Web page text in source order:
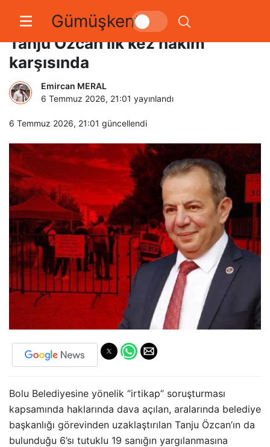
Gümüşkent
263 yıla kadar hapsi isteniyor!
Tanju Özcan ilk kez hakim
karşısında
Emircan MERAL
6 Temmuz 2026, 21:01 yayınlandı
6 Temmuz 2026, 21:01 güncellendi
Bolu Belediyesine yönelik “irtikap” soruşturması
kapsamında haklarında dava açılan, aralarında belediye
başkanlığı görevinden uzaklaştırılan Tanju Özcan’ın da
bulunduğu 6’sı tutuklu 19 sanığın yargılanmasına